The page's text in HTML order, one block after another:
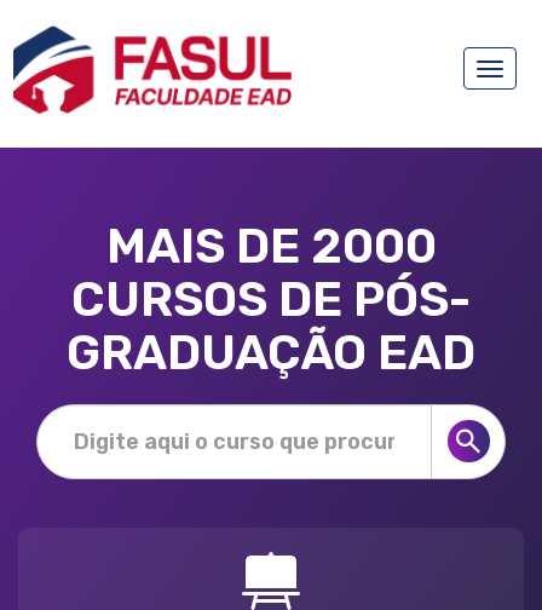
Toggle
MAIS DE 2000
CURSOS DE PÓS-
GRADUAÇÃO EAD